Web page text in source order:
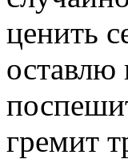
ценить
оставлю
гремит